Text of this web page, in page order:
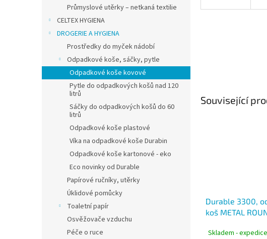
Průmyslové utěrky – netkaná textilie
CELTEX HYGIENA
DROGERIE A HYGIENA
Prostředky do myček nádobí
Odpadkové koše, sáčky, pytle
Odpadkové koše kovové
Pytle do odpadkových košů nad 120
litrů
Sáčky do odpadkových košů do 60
litrů
Odpadkové koše plastové
Víka na odpadkové koše Durabin
Odpadkové koše kartonové - eko
Eco novinky od Durable
Papírové ručníky, utěrky
Úklidové pomůcky
Toaletní papír
Osvěžovače vzduchu
Péče o ruce
Související
Durable 3300,
koš METAL
Skladem -